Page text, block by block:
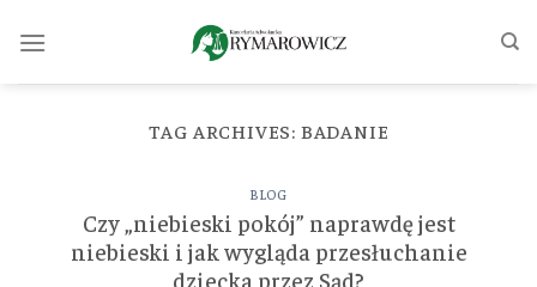
TAG ARCHIVES: BADANIE
BLOG
Czy „niebieski pokój” naprawdę jest
niebieski i jak wygląda przesłuchanie
dziecka przez Sąd?